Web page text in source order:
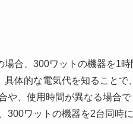
合、300ワットの機器を1
具体的な電気代を知ること
や、使用時間が異なる場合
300ワットの機器を2台同時